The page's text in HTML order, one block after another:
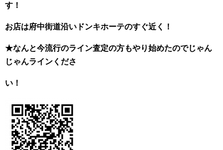
す！
お店は府中街道沿いドンキホーテのすぐ近く！
★なんと今流行のライン査定の方もやり始めたのでじゃん
じゃんラインくださ
い！